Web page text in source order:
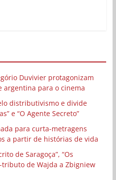
Duvivier protagonizam
argentina para o cinema
distributivismo e divide
e “O Agente Secreto”
para curta-metragens
a partir de histórias de vida
de Saragoça”, “Os
tributo de Wajda a Zbigniew